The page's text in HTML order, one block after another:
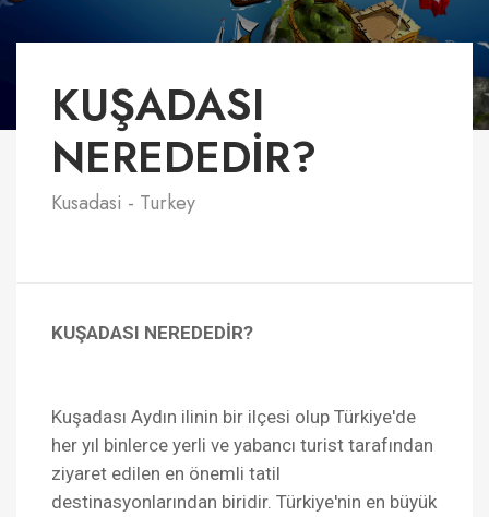
KUŞADASI
NEREDEDİR?
Kusadasi - Turkey
KUŞADASI NEREDEDİR?
Kuşadası Aydın ilinin bir ilçesi olup Türkiye'de
her yıl binlerce yerli ve yabancı turist tarafından
ziyaret edilen en önemli tatil
destinasyonlarından biridir. Türkiye'nin en büyük